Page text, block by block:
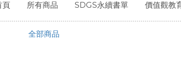
頁 所有商品 SDGS永續書單 價值觀教
全部商品